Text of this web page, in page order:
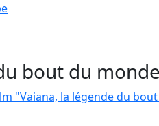
bout du monde
"Vaiana, la légende du